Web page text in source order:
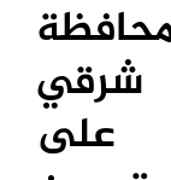
شرقي
على